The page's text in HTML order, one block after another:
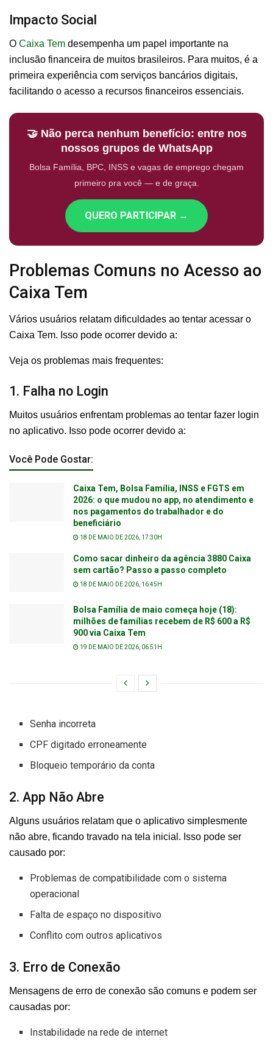
Impacto Social
O Caixa Tem desempenha um papel importante na
inclusão financeira de muitos brasileiros. Para muitos, é a
primeira experiência com serviços bancários digitais,
facilitando o acesso a recursos financeiros essenciais.
🤝 Não perca nenhum benefício: entre nos
nossos grupos de WhatsApp
Bolsa Família, BPC, INSS e vagas de emprego chegam
primeiro pra você — e de graça.
QUERO PARTICIPAR →
Problemas Comuns no Acesso ao
Caixa Tem
Vários usuários relatam dificuldades ao tentar acessar o
Caixa Tem. Isso pode ocorrer devido a:
Veja os problemas mais frequentes:
1. Falha no Login
Muitos usuários enfrentam problemas ao tentar fazer login
no aplicativo. Isso pode ocorrer devido a:
Você Pode Gostar:
Caixa Tem, Bolsa Família, INSS e FGTS em
2026: o que mudou no app, no atendimento e
nos pagamentos do trabalhador e do
beneficiário
18 DE MAIO DE 2026, 17:30H
Como sacar dinheiro da agência 3880 Caixa
sem cartão? Passo a passo completo
18 DE MAIO DE 2026, 16:45H
Bolsa Família de maio começa hoje (18):
milhões de famílias recebem de R$ 600 a R$
900 via Caixa Tem
19 DE MAIO DE 2026, 06:51H
Senha incorreta
CPF digitado erroneamente
Bloqueio temporário da conta
2. App Não Abre
Alguns usuários relatam que o aplicativo simplesmente
não abre, ficando travado na tela inicial. Isso pode ser
causado por:
Problemas de compatibilidade com o sistema
operacional
Falta de espaço no dispositivo
Conflito com outros aplicativos
3. Erro de Conexão
Mensagens de erro de conexão são comuns e podem ser
causadas por:
Instabilidade na rede de internet